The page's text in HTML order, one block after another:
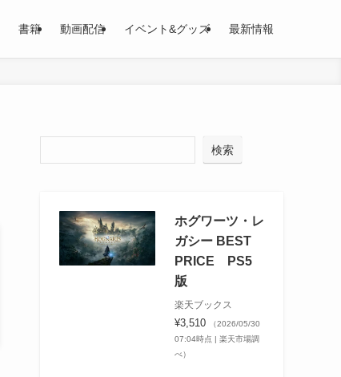
書籍 動画配信 イベント&グッズ 最新情報
検索
ホグワーツ・レ
ガシー BEST
PRICE PS5
版
楽天ブックス
¥3,510
（2026/05/30
07:04時点 | 楽天市場調
べ）